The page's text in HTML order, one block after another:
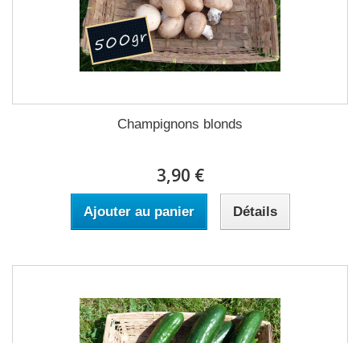
Champignons blonds
3,90 €
Ajouter au panier Détails